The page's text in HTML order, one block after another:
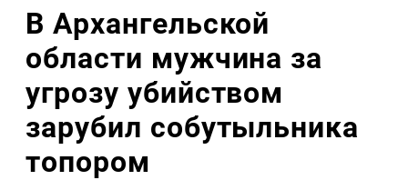
В Архангельской
области мужчина за
угрозу убийством
зарубил собутыльника
топором